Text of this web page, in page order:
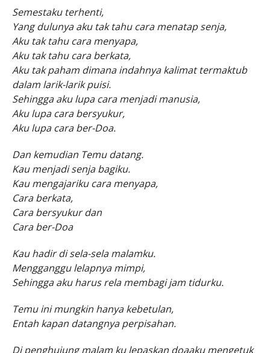
Semestaku terhenti,
Yang dulunya aku tak tahu cara menatap senja,
Aku tak tahu cara menyapa,
Aku tak tahu cara berkata,
Aku tak paham dimana indahnya kalimat termaktub
dalam larik-larik puisi.
Sehingga aku lupa cara menjadi manusia,
Aku lupa cara bersyukur,
Aku lupa cara ber-Doa.
Dan kemudian Temu datang.
Kau menjadi senja bagiku.
Kau mengajariku cara menyapa,
Cara berkata,
Cara bersyukur dan
Cara ber-Doa
Kau hadir di sela-sela malamku.
Mengganggu lelapnya mimpi,
Sehingga aku harus rela membagi jam tidurku.
Temu ini mungkin hanya kebetulan,
Entah kapan datangnya perpisahan.
Di penghujung malam ku lepaskan doaaku mengetuk